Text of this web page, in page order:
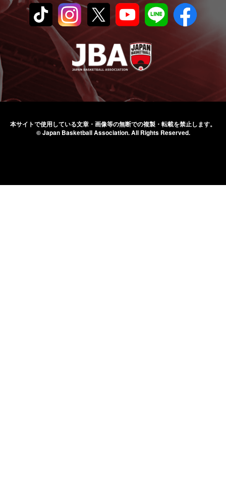
本サイトで使用している文章・画像等の無断での複製・転載を禁止します。
© Japan Basketball Association.All Rights Reserved.